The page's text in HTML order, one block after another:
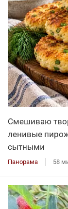
Смешиваю
ленивые
сытными
Панорама 58